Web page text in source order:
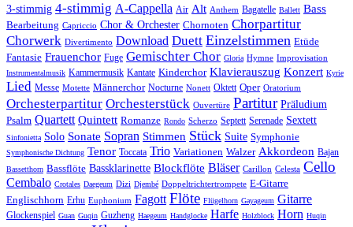
3-stimmig 4-stimmig A-Cappella Air Alt Anthem Bagatelle Ballett Bass
Bearbeitung Capriccio Chor & Orchester Chornoten Chorpartitur
Chorwerk Divertimento Download Duett Einzelstimmen Etüde
Fantasie Frauenchor Fuge Gemischter Chor Gloria Hymne Improvisation
Instrumentalmusik Kammermusik Kantate Kinderchor Klavierauszug Konzert Kyrie
Lied Messe Motette Männerchor Nocturne Nonett Oktett Oper Oratorium
Orchesterpartitur Orchesterstück Ouvertüre Partitur Präludium
Psalm Quartett Quintett Romanze Rondo Scherzo Septett Serenade Sextett
Sinfonietta Solo Sonate Sopran Stimmen Stück Suite Symphonie
Symphonische Dichtung Tenor Toccata Trio Variationen Walzer Akkordeon Bajan
Bassetthorn Bassflöte Bassklarinette Blockflöte Bläser Carillon Celesta Cello
Cembalo Crotales Daegeum Dizi Djembé Doppeltrichtertrompete E-Gitarre
Englischhorn Erhu Euphonium Fagott Flöte Flügelhorn Gayageum Gitarre
Glockenspiel Guan Guqin Guzheng Haegeum Handglocke Harfe Holzblock Horn Huqin